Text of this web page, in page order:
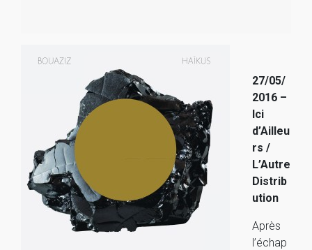
27/05/
2016 –
Ici
d’Ailleu
rs /
L’Autre
Distrib
ution
Après
l’échap